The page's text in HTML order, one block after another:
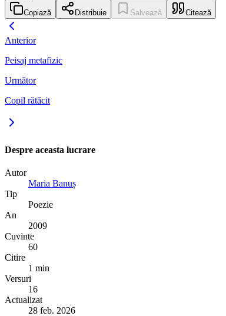
Copiază Distribuie Salvează Citează
Anterior
Peisaj metafizic
Următor
Copil rătăcit
Despre aceasta lucrare
Autor
Maria Banuș
Tip
Poezie
An
2009
Cuvinte
60
Citire
1 min
Versuri
16
Actualizat
28 feb. 2026